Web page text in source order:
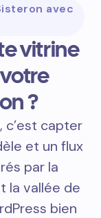
avec
vitrine
?
c’est capter
et un flux
par la
la vallée de
bien